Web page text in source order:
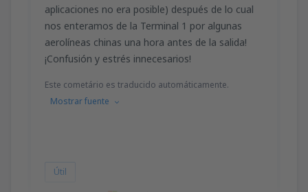
aplicaciones no era posible) después de lo cual
nos enteramos de la Terminal 1 por algunas
aerolíneas chinas una hora antes de la salida!
¡Confusión y estrés innecesarios!
Este cometário es traducido automáticamente.
Mostrar fuente
Útil